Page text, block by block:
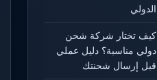
الدولي
كيف تختار شركة شحن
دولي مناسبة؟ دليل عملي
قبل إرسال شحنتك